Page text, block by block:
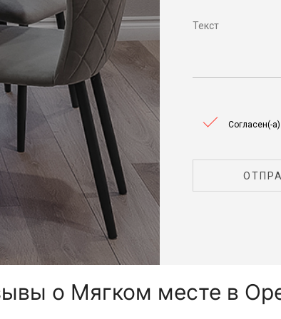
Согласен(-
о Мягком месте в